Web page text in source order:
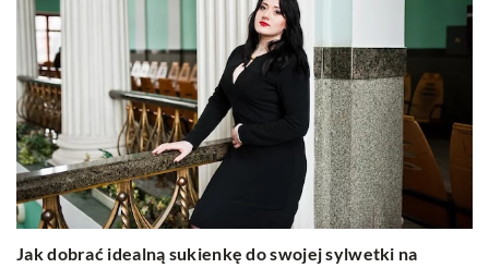
Jak dobrać idealną sukienkę do swojej sylwetki na